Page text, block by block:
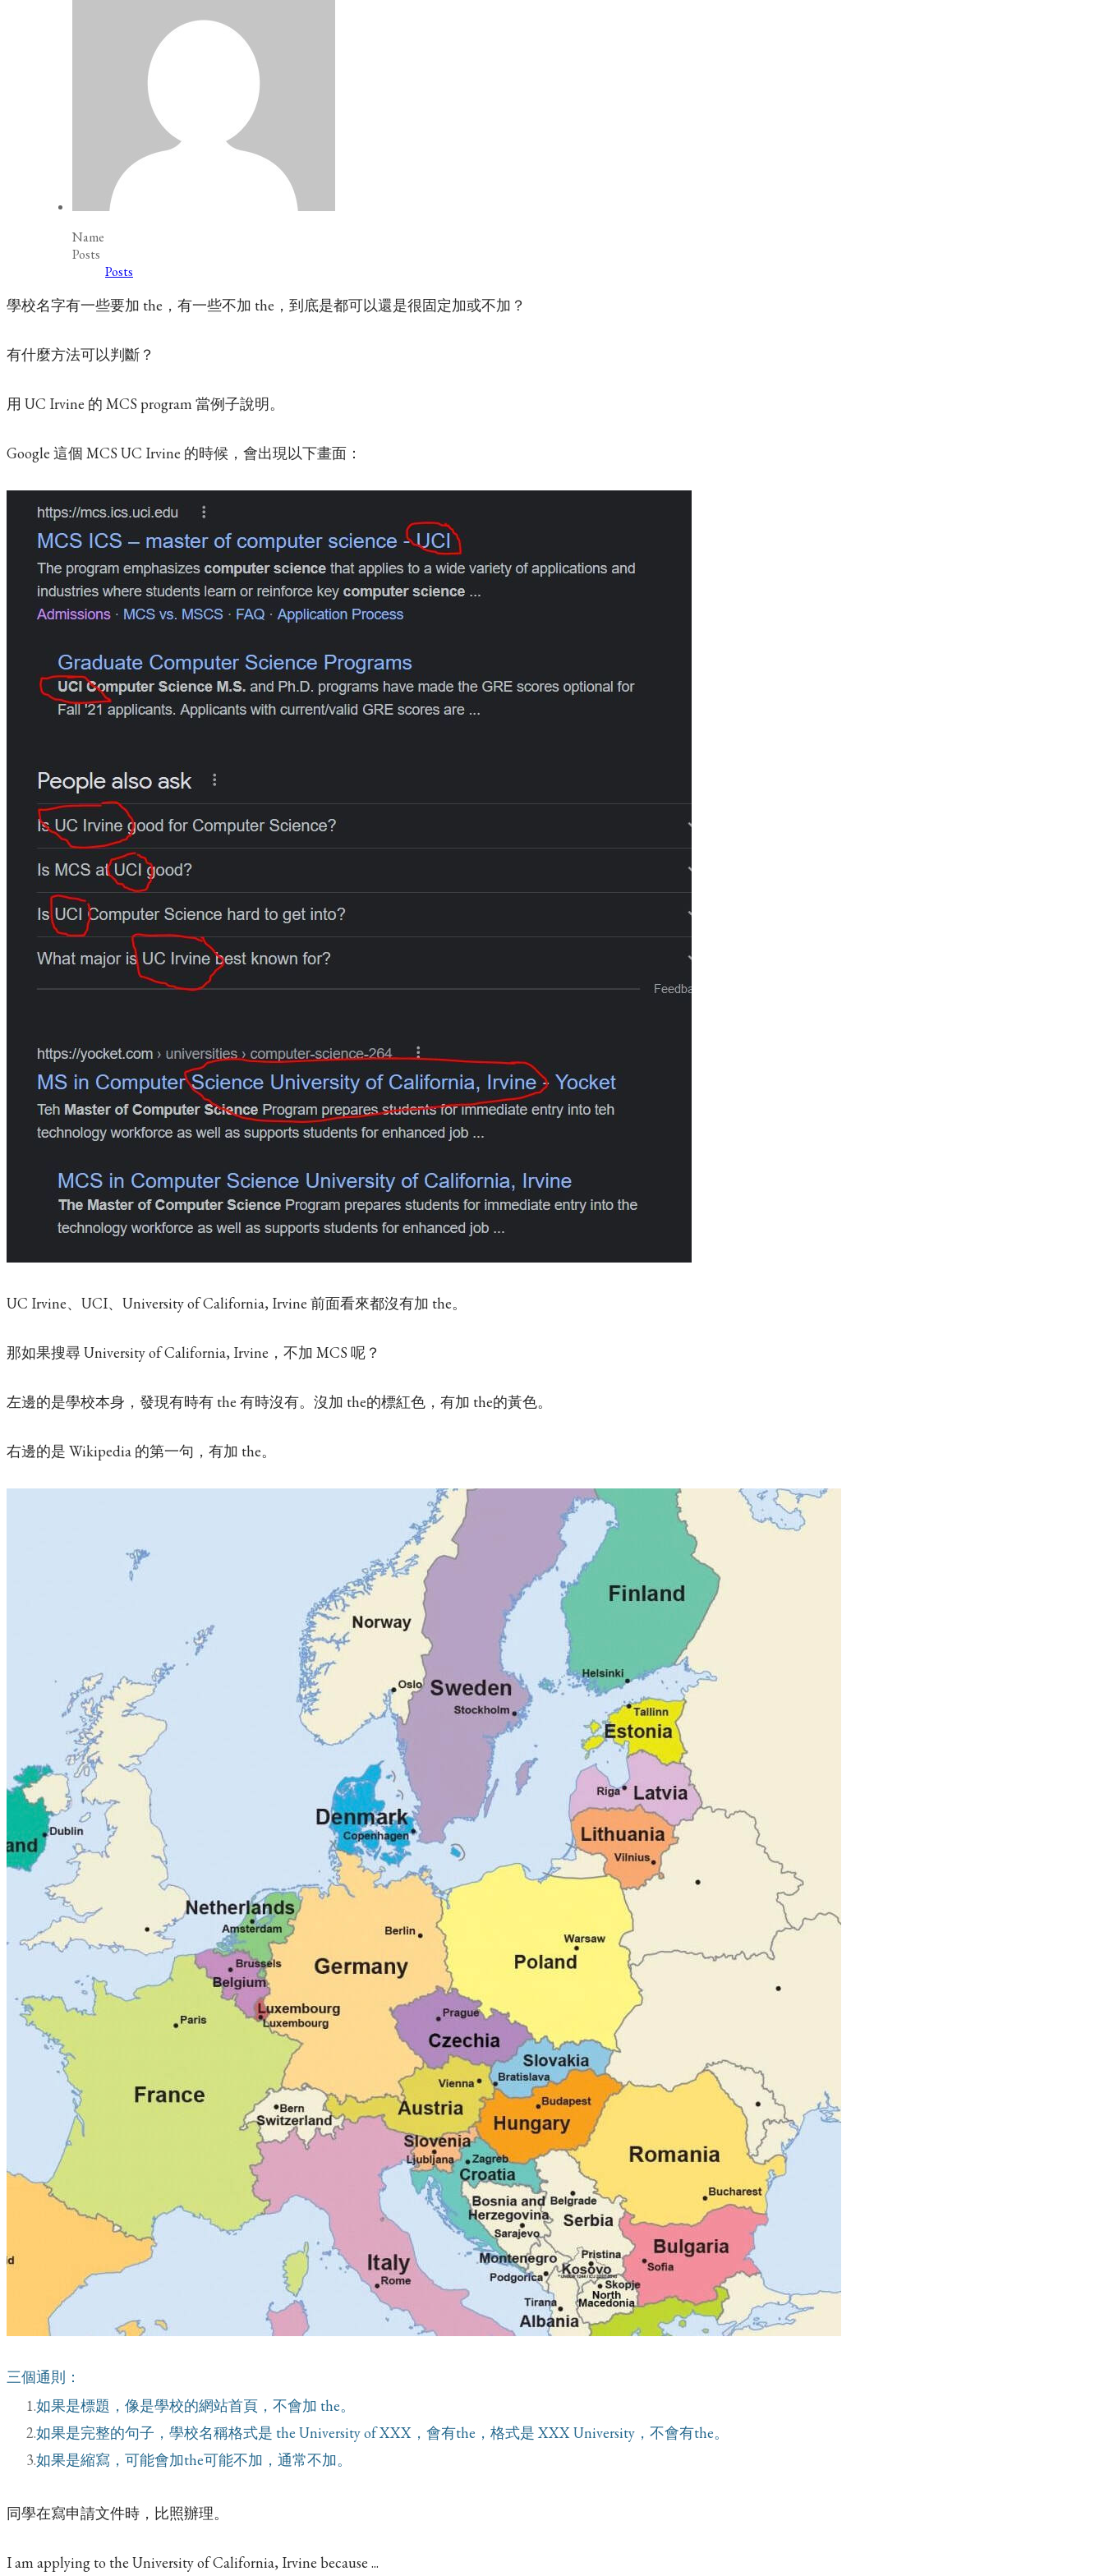
Name
Posts
Posts
學校名字有一些要加 the，有一些不加 the，到底是都可以還是很固定加或不加？
有什麼方法可以判斷？
用 UC Irvine 的 MCS program 當例子說明。
Google 這個 MCS UC Irvine 的時候，會出現以下畫面：
UC Irvine、UCI、University of California, Irvine 前面看來都沒有加 the。
那如果搜尋 University of California, Irvine，不加 MCS 呢？
左邊的是學校本身，發現有時有 the 有時沒有。沒加 the的標紅色，有加 the的黃色。
右邊的是 Wikipedia 的第一句，有加 the。
三個通則：
如果是標題，像是學校的網站首頁，不會加 the。
如果是完整的句子，學校名稱格式是 the University of XXX，會有the，格式是 XXX University，不會有the。
如果是縮寫，可能會加the可能不加，通常不加。
同學在寫申請文件時，比照辦理。
I am applying to the University of California, Irvine because ...